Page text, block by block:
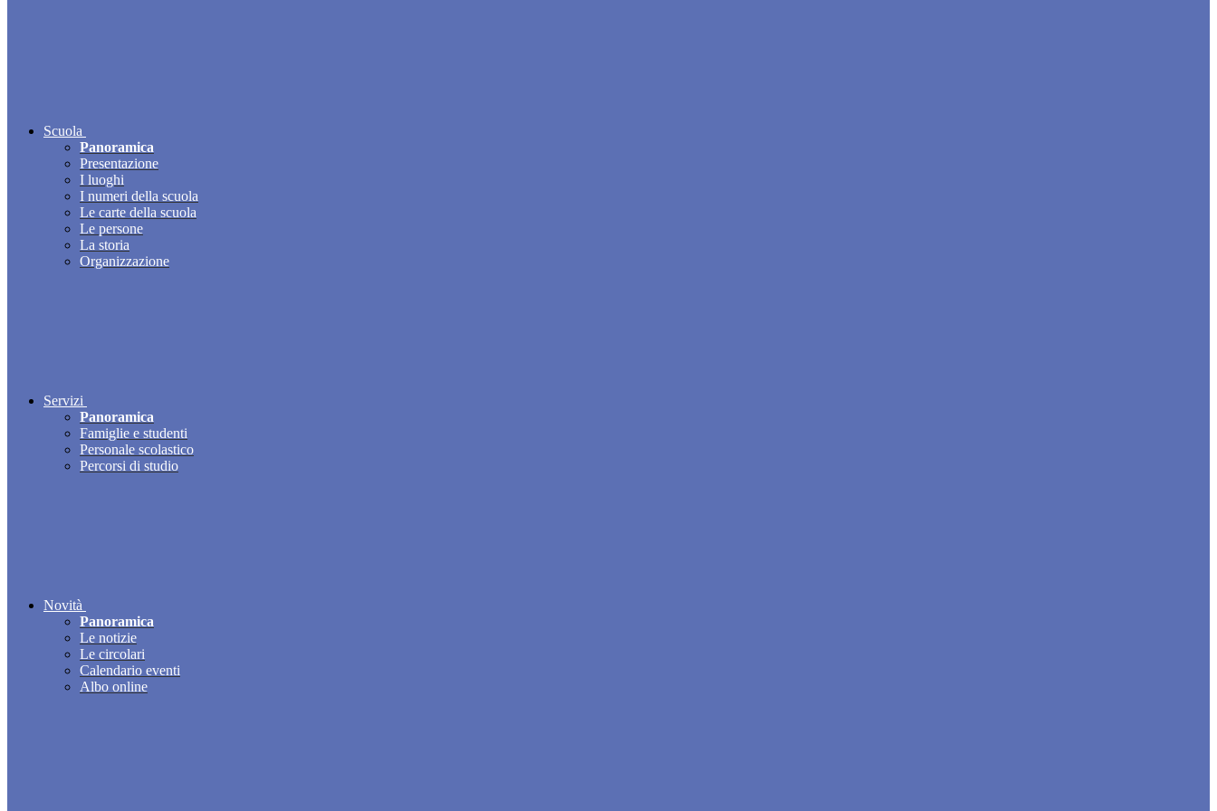
Scuola
Panoramica
Presentazione
I luoghi
I numeri della scuola
Le carte della scuola
Le persone
La storia
Organizzazione
Servizi
Panoramica
Famiglie e studenti
Personale scolastico
Percorsi di studio
Novità
Panoramica
Le notizie
Le circolari
Calendario eventi
Albo online